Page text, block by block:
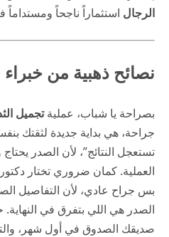
الرجال استثماراً ناجحاً
نصائح ذهبية من
بصراحة يا شباب، عمليةتجميل
جراحة، هي بداية جديدة لثقتك
تستعجل النتائج”، لأن الصدر
العملية. كمان ضروري تختار
بس جراح عادي، لأن التفاصيل
الصدر هي اللي بتفرق في
صديقك الصدوق في أول شهر،